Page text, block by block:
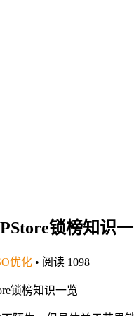
锁榜知识
优化 • 阅读 1098